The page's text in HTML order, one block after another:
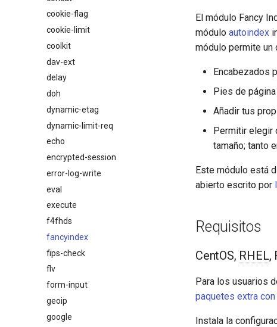
cookie-flag
cookie-limit
coolkit
dav-ext
delay
doh
dynamic-etag
dynamic-limit-req
echo
encrypted-session
error-log-write
eval
execute
f4fhds
fancyindex
fips-check
flv
form-input
geoip
google
El módulo Fancy
módulo autoindex
módulo permite un
Encabezados
Pies de
Añadir tus
Permitir elegir
tamaño; tanto
Este módulo está
abierto escrito por
Requisitos
CentOS, RHEL,
Para los usuarios
paquetes extra
Instala la